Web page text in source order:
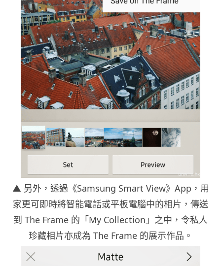
▲ 另外，透過《Samsung Smart View》App，用
家更可即時將智能電話或平板電腦中的相片，傳送
到 The Frame 的「My Collection」之中，令私人
珍藏相片亦成為 The Frame 的展示作品。